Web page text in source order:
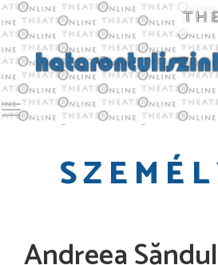
Toggle main menu visibility
Andreea